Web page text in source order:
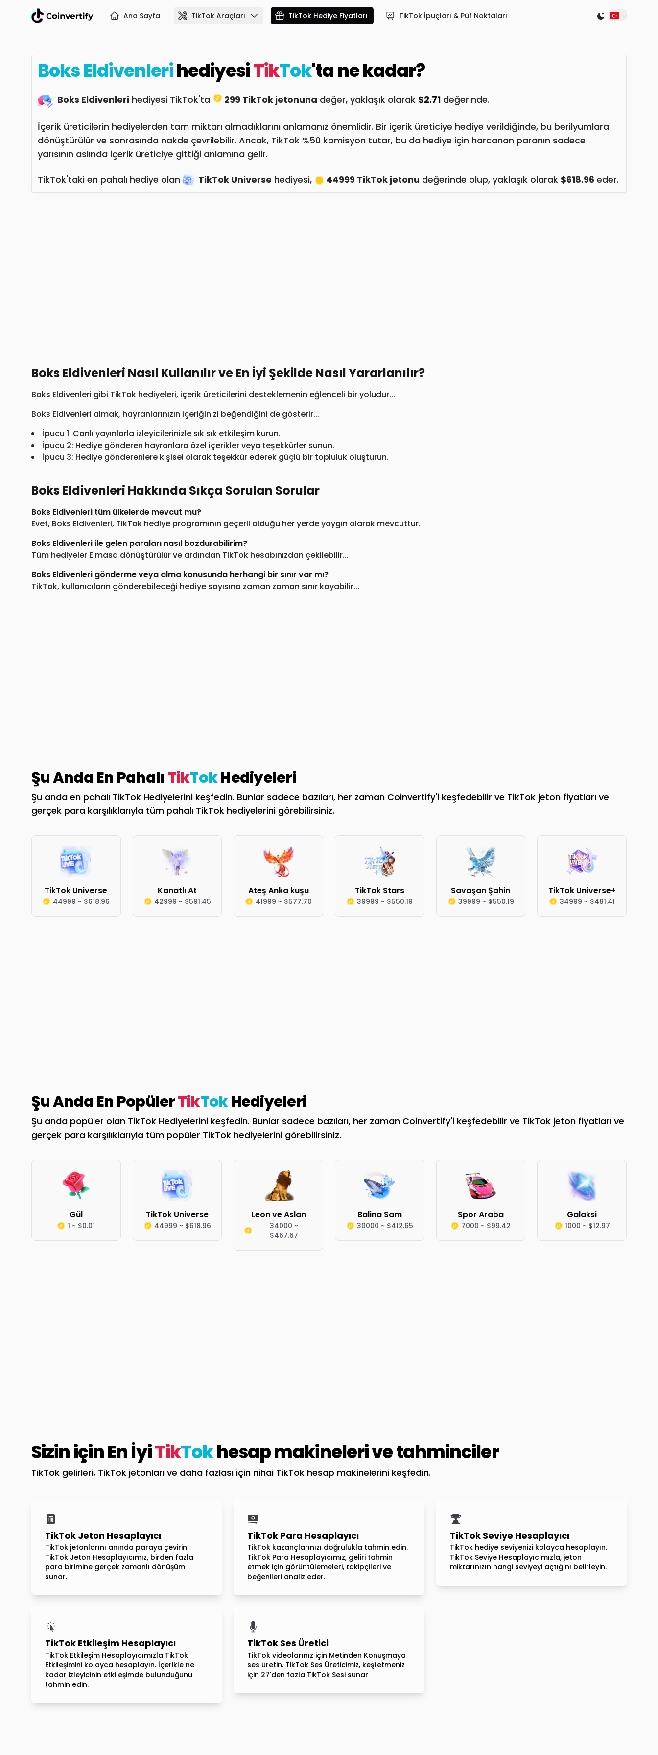
Ana Sayfa TikTok Araçları TikTok Hediye Fiyatları TikTok İpuçları & Püf Noktaları Switch to
Boks EldivenlerihediyesiTikTok'ta ne kadar?
Boks Eldivenleri hediyesi TikTok'ta 299 TikTok jetonuna değer, yaklaşık olarak $2.71 değerinde.
İçerik üreticilerin hediyelerden tam miktarı almadıklarını anlamanız önemlidir. Bir içerik üreticiye hediye verildiğinde, bu berilyumlara
dönüştürülür ve sonrasında nakde çevrilebilir. Ancak, TikTok %50 komisyon tutar, bu da hediye için harcanan paranın sadece
yarısının aslında içerik üreticiye gittiği anlamına gelir.
TikTok'taki en pahalı hediye olan TikTok Universe hediyesi, 44999 TikTok jetonu değerinde olup, yaklaşık olarak $618.96 eder.
Boks Eldivenleri Nasıl Kullanılır ve En İyi Şekilde Nasıl Yararlanılır?
Boks Eldivenleri gibi TikTok hediyeleri, içerik üreticilerini desteklemenin eğlenceli bir yoludur...
Boks Eldivenleri almak, hayranlarınızın içeriğinizi beğendiğini de gösterir...
İpucu 1: Canlı yayınlarla izleyicilerinizle sık sık etkileşim kurun.
İpucu 2: Hediye gönderen hayranlara özel içerikler veya teşekkürler sunun.
İpucu 3: Hediye gönderenlere kişisel olarak teşekkür ederek güçlü bir topluluk oluşturun.
Boks Eldivenleri Hakkında Sıkça Sorulan Sorular
Boks Eldivenleri tüm ülkelerde mevcut mu?
Evet, Boks Eldivenleri, TikTok hediye programının geçerli olduğu her yerde yaygın olarak mevcuttur.
Boks Eldivenleri ile gelen paraları nasıl bozdurabilirim?
Tüm hediyeler Elmasa dönüştürülür ve ardından TikTok hesabınızdan çekilebilir...
Boks Eldivenleri gönderme veya alma konusunda herhangi bir sınır var mı?
TikTok, kullanıcıların gönderebileceği hediye sayısına zaman zaman sınır koyabilir...
Şu Anda En PahalıTikTokHediyeleri
Şu anda en pahalı TikTok Hediyelerini keşfedin. Bunlar sadece bazıları, her zaman Coinvertify'i keşfedebilir ve TikTok jeton fiyatları ve
gerçek para karşılıklarıyla tüm pahalı TikTok hediyelerini görebilirsiniz.
TikTok Universe
44999 ~ $618.96
Kanatlı At
42999 ~ $591.45
Ateş Anka kuşu
41999 ~ $577.70
TikTok Stars
39999 ~ $550.19
Savaşan Şahin
39999 ~ $550.19
TikTok Universe+
34999 ~ $481.41
Şu Anda En PopülerTikTokHediyeleri
Şu anda popüler olan TikTok Hediyelerini keşfedin. Bunlar sadece bazıları, her zaman Coinvertify'i keşfedebilir ve TikTok jeton fiyatları ve
gerçek para karşılıklarıyla tüm popüler TikTok hediyelerini görebilirsiniz.
Gül
1 ~ $0.01
TikTok Universe
44999 ~ $618.96
Leon ve Aslan
34000 ~
$467.67
Balina Sam
30000 ~ $412.65
Spor Araba
7000 ~ $99.42
Galaksi
1000 ~ $12.97
Sizin için En İyiTikTokhesap makineleri ve tahminciler
TikTok gelirleri, TikTok jetonları ve daha fazlası için nihai TikTok hesap makinelerini keşfedin.
TikTok Jeton Hesaplayıcı
TikTok jetonlarını anında paraya çevirin.
TikTok Jeton Hesaplayıcımız, birden fazla
para birimine gerçek zamanlı dönüşüm
sunar.
TikTok Para Hesaplayıcı
TikTok kazançlarınızı doğrulukla tahmin edin.
TikTok Para Hesaplayıcımız, geliri tahmin
etmek için görüntülemeleri, takipçileri ve
beğenileri analiz eder.
TikTok Seviye Hesaplayıcı
TikTok hediye seviyenizi kolayca hesaplayın.
TikTok Seviye Hesaplayıcımızla, jeton
miktarınızın hangi seviyeyi açtığını belirleyin.
TikTok Etkileşim Hesaplayıcı
TikTok Etkileşim Hesaplayıcımızla TikTok
Etkileşimini kolayca hesaplayın. İçerikle ne
kadar izleyicinin etkileşimde bulunduğunu
tahmin edin.
TikTok Ses Üretici
TikTok videolarınız için Metinden Konuşmaya
ses üretin. TikTok Ses Üreticimiz, keşfetmeniz
için 27'den fazla TikTok Sesi sunar